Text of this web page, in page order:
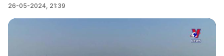
26-05-2024, 21:39